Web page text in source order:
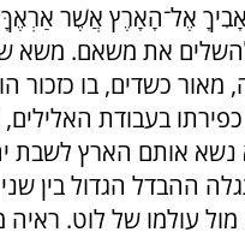
אָבִיךָ אֶל־הָאָרֶץ אֲשֶׁר
את משאם. משא
מאור כשדים, בו כזכור
בעבודת האלילים,
אותם הארץ לשבת
ההבדל הגדול בין
עולמו של לוט. ראיה